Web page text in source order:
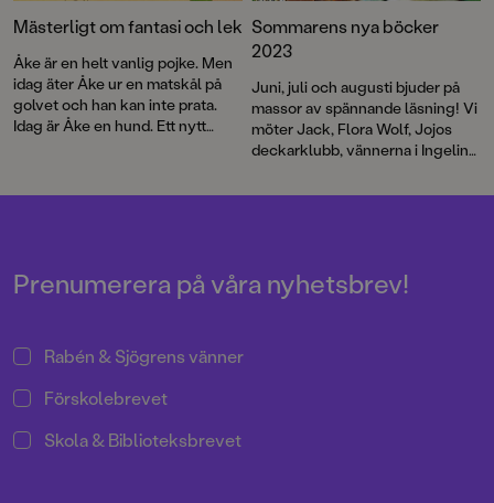
Mästerligt om fantasi och lek
Åke är en helt vanlig pojke. Men
idag äter Åke ur en matskål på
golvet och han kan inte prata.
Idag är Åke en hund. Ett nytt
Sommarens nya böcker
2023
Juni, juli och augusti bjuder på
massor av spännande läsning! Vi
möter Jack, Flora Wolf, Jojos
deckarklubb, vännerna i Ingelin
många, många fler. I en rad
lär sig motsatser och att jämföra
saker tillsammans med Laban
Prenumerera på våra nyhetsbrev!
Rabén & Sjögrens vänner
Förskolebrevet
Skola & Biblioteksbrevet